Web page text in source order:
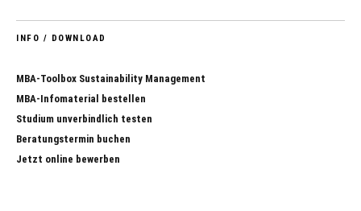
INFO / DOWNLOAD
MBA-Toolbox Sustainability Management
MBA-Infomaterial bestellen
Studium unverbindlich testen
Beratungstermin buchen
Jetzt online bewerben